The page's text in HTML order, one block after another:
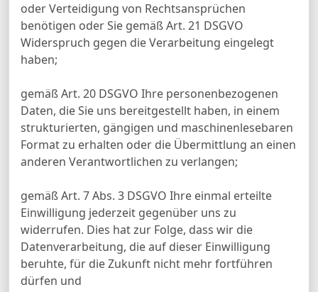
oder Verteidigung von Rechtsansprüchen
benötigen oder Sie gemäß Art. 21 DSGVO
Widerspruch gegen die Verarbeitung eingelegt
haben;
gemäß Art. 20 DSGVO Ihre personenbezogenen
Daten, die Sie uns bereitgestellt haben, in einem
strukturierten, gängigen und maschinenlesebaren
Format zu erhalten oder die Übermittlung an einen
anderen Verantwortlichen zu verlangen;
gemäß Art. 7 Abs. 3 DSGVO Ihre einmal erteilte
Einwilligung jederzeit gegenüber uns zu
widerrufen. Dies hat zur Folge, dass wir die
Datenverarbeitung, die auf dieser Einwilligung
beruhte, für die Zukunft nicht mehr fortführen
dürfen und